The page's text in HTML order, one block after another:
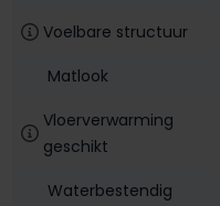
Voelbare structuur
Matlook
Vloerverwarming
geschikt
Waterbestendig‎